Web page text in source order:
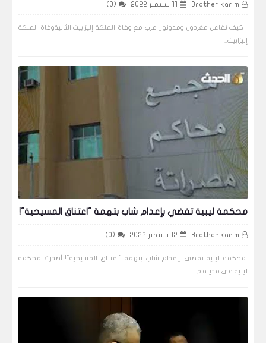
Brother karim 11 سبتمبر 2022 (0)
كيف تفاعل مغردون ومدونون عرب مع وفاة الملكة إليزابيث الثانيةوفاة الملكة
إليزابيث...
محكمة ليبية تقضي بإعدام شاب بتهمة "اعتناق المسيحية"!
Brother karim 12 سبتمبر 2022 (0)
محكمة ليبية تقضي بإعدام شاب بتهمة "اعتناق المسيحية"! أصدرت محكمة
ليبية في مدينة م...